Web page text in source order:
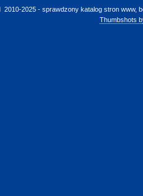
 2010-2025 - sprawdzony katalog stron www,
Thumbshots